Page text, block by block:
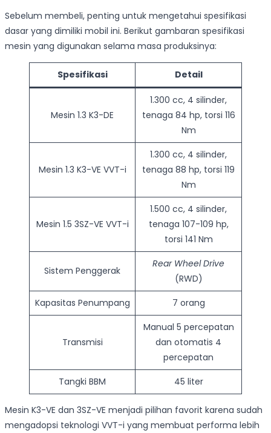
Sebelum membeli, penting untuk mengetahui spesifikasi
dasar yang dimiliki mobil ini. Berikut gambaran spesifikasi
mesin yang digunakan selama masa produksinya:
Spesifikasi Detail
Mesin 1.3 K3-DE
1.300 cc, 4 silinder,
tenaga 84 hp, torsi 116
Nm
Mesin 1.3 K3-VE VVT-i
1.300 cc, 4 silinder,
tenaga 88 hp, torsi 119
Nm
Mesin 1.5 3SZ-VE VVT-i
1.500 cc, 4 silinder,
tenaga 107-109 hp,
torsi 141 Nm
Sistem Penggerak
Rear Wheel Drive
(RWD)
Kapasitas Penumpang
7 orang
Transmisi
Manual 5 percepatan
dan otomatis 4
percepatan
Tangki BBM
45 liter
Mesin K3-VE dan 3SZ-VE menjadi pilihan favorit karena sudah
mengadopsi teknologi VVT-i yang membuat performa lebih